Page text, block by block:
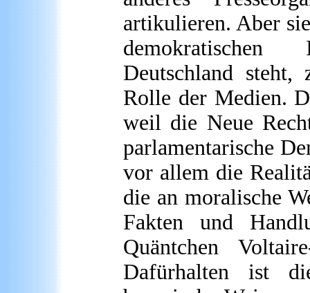
artikulieren. Aber
Deutschland
Rolle der Medien.
weil die Neue
parlamentarische
vor allem die
die an moralische
Fakten und
Quäntchen
Dafürhalten ist